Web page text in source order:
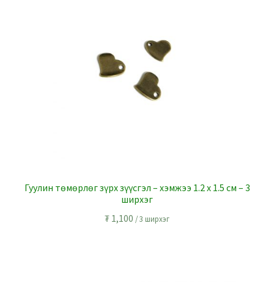
Гуулин төмөрлөг зүрх зүүсгэл – хэмжээ 1.2 x 1.5 см – 3
ширхэг
₮ 1,100 / 3 ширхэг